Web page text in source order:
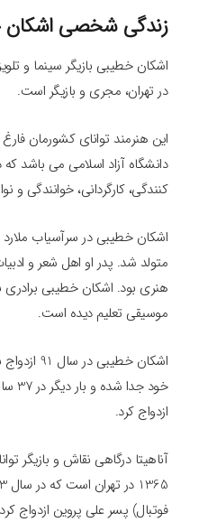
زندگی شخصی اشکان
در تهران، مجری و بازیگر است.
این هنرمند توانای کشورمان
دانشگاه آزاد اسلامی می باشد که
کنندگی، کارگردانی، خوانندگی و
اشکان خطیبی در سرآسیاب ملارد
متولد شد. پدر او اهل شعر و
هنری بود. اشکان خطیبی برادری
موسیقی تعلیم دیده است.
اشکان
ازدواج کرد.
فوتبال) پسر علی پروین ازدواج